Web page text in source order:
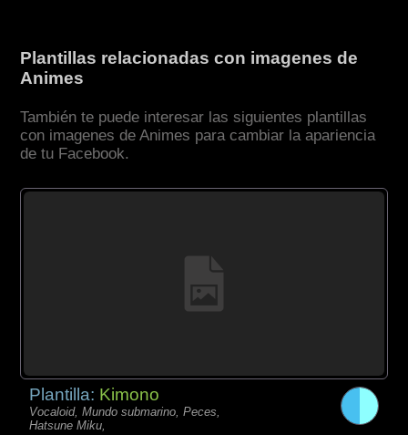
Plantillas relacionadas con imagenes de
Animes
También te puede interesar las siguientes plantillas
con imagenes de Animes para cambiar la apariencia
de tu Facebook.
Plantilla: Kimono
Vocaloid, Mundo submarino, Peces,
Hatsune Miku,